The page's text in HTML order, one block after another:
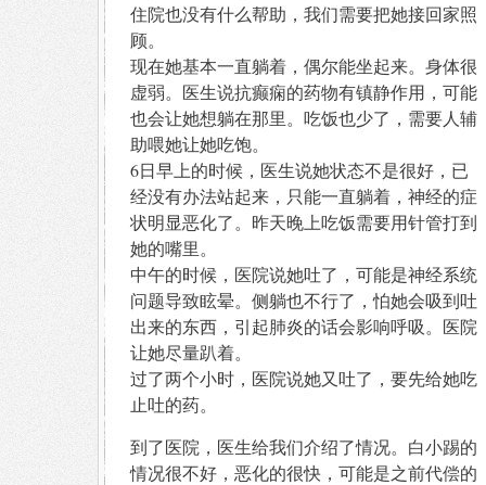
住院也没有什么帮助，我们需要把她接回家照
顾。
现在她基本一直躺着，偶尔能坐起来。身体很
虚弱。医生说抗癫痫的药物有镇静作用，可能
也会让她想躺在那里。吃饭也少了，需要人辅
助喂她让她吃饱。
6日早上的时候，医生说她状态不是很好，已
经没有办法站起来，只能一直躺着，神经的症
状明显恶化了。昨天晚上吃饭需要用针管打到
她的嘴里。
中午的时候，医院说她吐了，可能是神经系统
问题导致眩晕。侧躺也不行了，怕她会吸到吐
出来的东西，引起肺炎的话会影响呼吸。医院
让她尽量趴着。
过了两个小时，医院说她又吐了，要先给她吃
止吐的药。
到了医院，医生给我们介绍了情况。白小踢的
情况很不好，恶化的很快，可能是之前代偿的